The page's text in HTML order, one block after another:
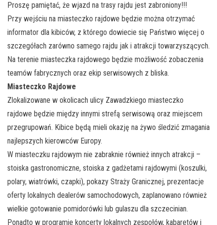
Proszę pamiętać, że wjazd na trasy rajdu jest zabroniony!!!
Przy wejściu na miasteczko rajdowe będzie można otrzymać
informator dla kibiców, z którego dowiecie się Państwo więcej o
szczegółach zarówno samego rajdu jak i atrakcji towarzyszących.
Na terenie miasteczka rajdowego będzie możliwość zobaczenia
teamów fabrycznych oraz ekip serwisowych z bliska.
Miasteczko Rajdowe
Zlokalizowane w okolicach ulicy Zawadzkiego miasteczko
rajdowe będzie między innymi strefą serwisową oraz miejscem
przegrupowań. Kibice będą mieli okazję na żywo śledzić zmagania
najlepszych kierowców Europy.
W miasteczku rajdowym nie zabraknie również innych atrakcji –
stoiska gastronomiczne, stoiska z gadżetami rajdowymi (koszulki,
polary, wiatrówki, czapki), pokazy Straży Granicznej, prezentacje
oferty lokalnych dealerów samochodowych, zaplanowano również
wielkie gotowanie pomidorówki lub gulaszu dla szczecinian.
Ponadto w programie koncerty lokalnych zespołów, kabaretów i